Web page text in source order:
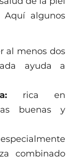
algunos
al menos dos
ayuda a
rica en
buenas y
especialmente
combinado